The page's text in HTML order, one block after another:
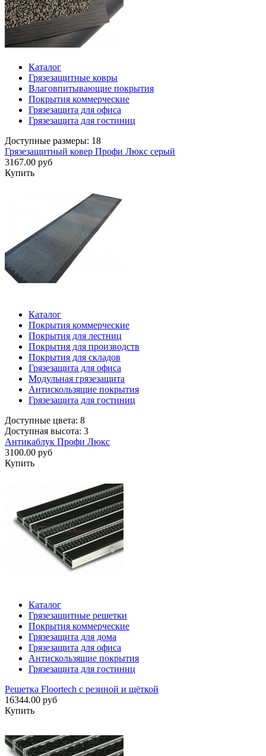
Каталог
Грязезащитные ковры
Влаговпитывающие покрытия
Покрытия коммерческие
Грязезащита для офиса
Грязезащита для гостиниц
Доступные размеры: 18
Грязезащитный ковер Профи Люкс серый
3167.00 руб
Купить
Каталог
Покрытия коммерческие
Покрытия для лестниц
Покрытия для производств
Покрытия для складов
Грязезащита для офиса
Модульная грязезащита
Антискользящие покрытия
Грязезащита для гостиниц
Доступные цвета: 8
Доступная высота: 3
Антикаблук Профи Люкс
3100.00 руб
Купить
Каталог
Грязезащитные решетки
Покрытия коммерческие
Грязезащита для дома
Грязезащита для офиса
Антискользящие покрытия
Грязезащита для гостиниц
Решетка Floortech с резиной и щёткой
16344.00 руб
Купить